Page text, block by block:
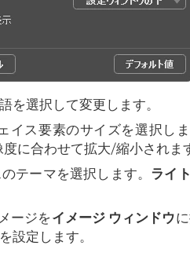
を選択して変更します。
イス要素のサイズを選択しま
に合わせて拡大/縮小されま
テーマを選択します。 ライ
ージをイメージ ウィンドウ
設定します。